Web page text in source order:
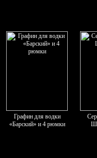
Графин для водки
«Барский» и 4 рюмки